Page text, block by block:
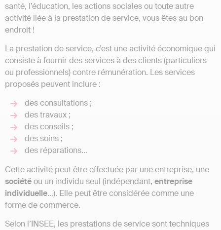
santé, l’éducation, les actions sociales ou toute autre
activité liée à la prestation de service, vous êtes au bon
endroit !
La prestation de service, c’est une activité économique qui
consiste à fournir des services à des clients (particuliers
ou professionnels) contre rémunération. Les services
proposés peuvent inclure :
des consultations ;
des travaux ;
des conseils ;
des soins ;
des réparations…
Cette activité peut être effectuée par une entreprise, une
sociétéou un individu seul (indépendant, entreprise
individuelle…). Elle peut être considérée comme une
forme de commerce.
Selon l’INSEE, les prestations de service sont techniques